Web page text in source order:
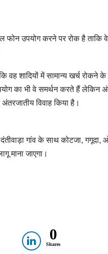
उपयोग करने पर रोक है ताकि
वह शादियों में सामान्य खर्च रोकने
का भी वे समर्थन करते हैं लेकिन
विवाह किया है।
गांव के साथ कोटजा, गगूदा,
माना जाएगा।
0
Shares